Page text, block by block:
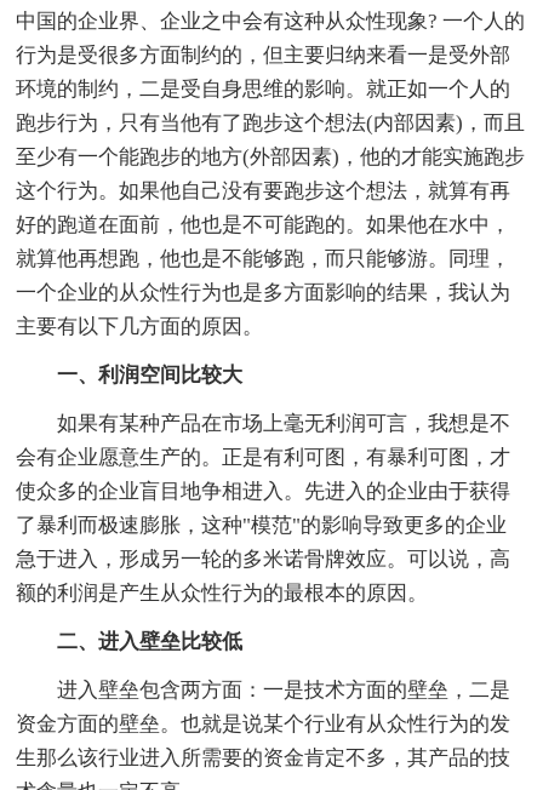
中国的企业界、企业之中会有这种从众性现象? 一个人的
行为是受很多方面制约的，但主要归纳来看一是受外部
环境的制约，二是受自身思维的影响。就正如一个人的
跑步行为，只有当他有了跑步这个想法(内部因素)，而且
至少有一个能跑步的地方(外部因素)，他的才能实施跑步
这个行为。如果他自己没有要跑步这个想法，就算有再
好的跑道在面前，他也是不可能跑的。如果他在水中，
就算他再想跑，他也是不能够跑，而只能够游。同理，
一个企业的从众性行为也是多方面影响的结果，我认为
主要有以下几方面的原因。
一、利润空间比较大
如果有某种产品在市场上毫无利润可言，我想是不
会有企业愿意生产的。正是有利可图，有暴利可图，才
使众多的企业盲目地争相进入。先进入的企业由于获得
了暴利而极速膨胀，这种"模范"的影响导致更多的企业
急于进入，形成另一轮的多米诺骨牌效应。可以说，高
额的利润是产生从众性行为的最根本的原因。
二、进入壁垒比较低
进入壁垒包含两方面：一是技术方面的壁垒，二是
资金方面的壁垒。也就是说某个行业有从众性行为的发
生那么该行业进入所需要的资金肯定不多，其产品的技